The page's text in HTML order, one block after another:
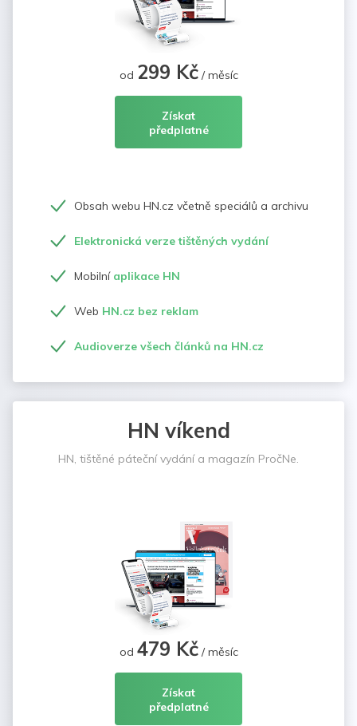
od 299 Kč/ měsíc
Získat
předplatné
Obsah webu HN.cz včetně speciálů a archivu
Elektronická verze tištěných vydání
Mobilní aplikace HN
Web HN.cz bez reklam
Audioverze všech článků na HN.cz
HN víkend
HN, tištěné páteční vydání a magazín PročNe.
od 479 Kč/ měsíc
Získat
předplatné